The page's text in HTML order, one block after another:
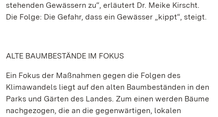
stehenden Gewässern zu“, erläutert Dr. Meike Kirscht.
Die Folge: Die Gefahr, dass ein Gewässer „kippt“, steigt.
ALTE BAUMBESTÄNDE IM FOKUS
Ein Fokus der Maßnahmen gegen die Folgen des
Klimawandels liegt auf den alten Baumbeständen in den
Parks und Gärten des Landes. Zum einen werden Bäume
nachgezogen, die an die gegenwärtigen, lokalen